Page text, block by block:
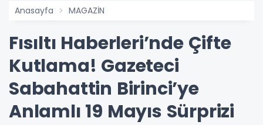
Anasayfa MAGAZİN
Fısıltı Haberleri’nde Çifte
Kutlama! Gazeteci
Sabahattin Birinci’ye
Anlamlı 19 Mayıs Sürprizi